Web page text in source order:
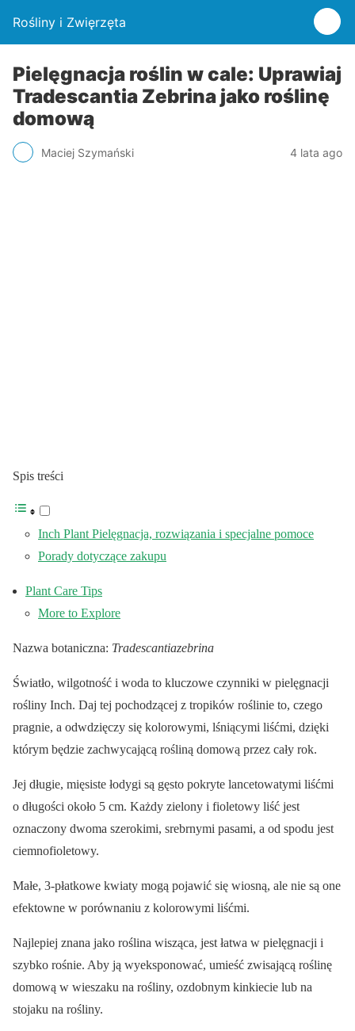
Rośliny i Zwięrzęta
Pielęgnacja roślin w cale: Uprawiaj
Tradescantia Zebrina jako roślinę
domową
Maciej Szymański 4 lata ago
Spis treści
Inch Plant Pielęgnacja, rozwiązania i specjalne pomoce
Porady dotyczące zakupu
Plant Care Tips
More to Explore
Nazwa botaniczna: Tradescantiazebrina
Światło, wilgotność i woda to kluczowe czynniki w pielęgnacji
rośliny Inch. Daj tej pochodzącej z tropików roślinie to, czego
pragnie, a odwdzięczy się kolorowymi, lśniącymi liśćmi, dzięki
którym będzie zachwycającą rośliną domową przez cały rok.
Jej długie, mięsiste łodygi są gęsto pokryte lancetowatymi liśćmi
o długości około 5 cm. Każdy zielony i fioletowy liść jest
oznaczony dwoma szerokimi, srebrnymi pasami, a od spodu jest
ciemnofioletowy.
Małe, 3-płatkowe kwiaty mogą pojawić się wiosną, ale nie są one
efektowne w porównaniu z kolorowymi liśćmi.
Najlepiej znana jako roślina wisząca, jest łatwa w pielęgnacji i
szybko rośnie. Aby ją wyeksponować, umieść zwisającą roślinę
domową w wieszaku na rośliny, ozdobnym kinkiecie lub na
stojaku na rośliny.